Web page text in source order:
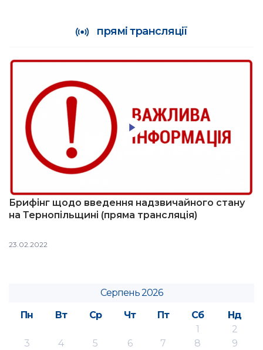
прямі трансляції
Брифінг щодо введення надзвичайного стану
на Тернопільщині (пряма трансляція)
23.02.2022
Серпень 2026
Пн
Вт Ср Чт Пт Сб
Нд
1
2
3
4 5 6 7 8
9